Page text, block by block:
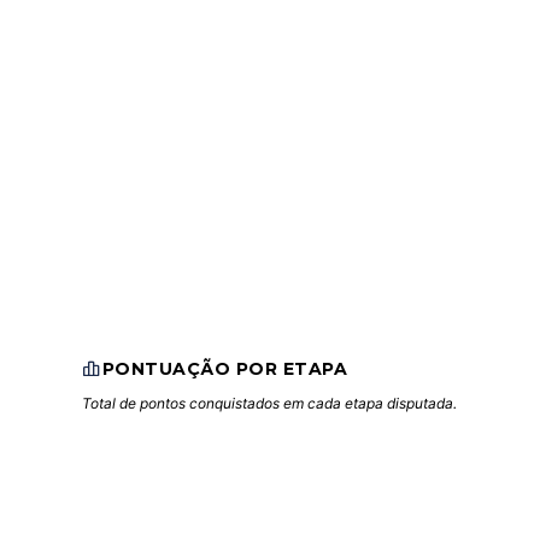
PONTUAÇÃO POR ETAPA
Total de pontos conquistados em cada etapa disputada.